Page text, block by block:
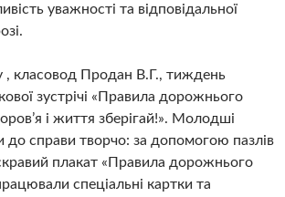
уважності та відповідальної
, класовод Продан В.Г., тиждень
зустрічі «Правила дорожнього
і життя зберігай!». Молодші
до справи творчо: за допомогою пазлів
плакат «Правила дорожнього
спеціальні картки та